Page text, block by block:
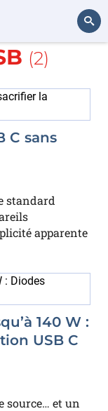
Rechercher
(2)
C sans
standard
apparente
140 W :
USB C
source… et un